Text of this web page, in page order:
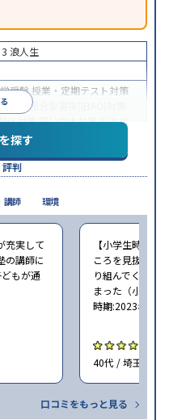
浪人生
受験 授業・定期テスト対策
定着
総合型選抜(旧AO)対策
化対策国公立大対策私大対
(英語検定)対策
その他
ットを利用1科目から受講可
可自習室あり
探す
評判
充実して
の講師に
もが通
【小学生時の通
ころを見抜いて
り組んでくれた
まった（小学5
時期:2023年3月
40代 / 埼玉県 女
口コミをもっと見る
講師 環境